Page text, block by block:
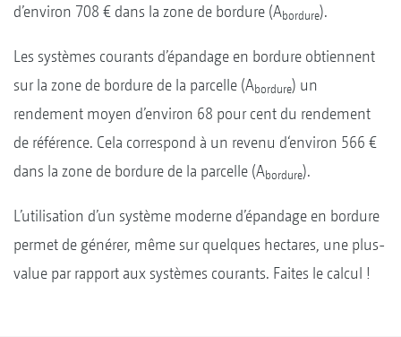
d’environ 708 € dans la zone de bordure (Abordure).
Les systèmes courants d’épandage en bordure obtiennent
sur la zone de bordure de la parcelle (Abordure) un
rendement moyen d’environ 68 pour cent du rendement
de référence. Cela correspond à un revenu d‘environ 566 €
dans la zone de bordure de la parcelle (Abordure).
L’utilisation d’un système moderne d’épandage en bordure
permet de générer, même sur quelques hectares, une plus-
value par rapport aux systèmes courants. Faites le calcul !